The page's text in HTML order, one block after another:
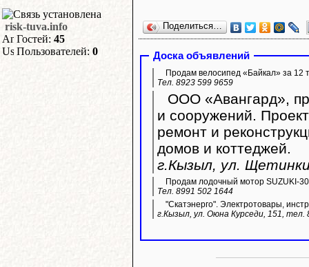
risk-tuva.info
Гостей: 45
Пользователей: 0
Поделиться…
Доска объявлений
Продам велосипед «Байкал» за 12
Тел. 8923 599 9659
ООО «Авангард»,
и сооружений.
ремонт и
домов и коттеджей.
г.Кызыл, ул.
Продам лодочный мотор SUZUKI-
Тел. 8991 502 1644
"Скатэнерго". Электротовары,
г.Кызыл, ул. Оюна Курседи, 151, тел.